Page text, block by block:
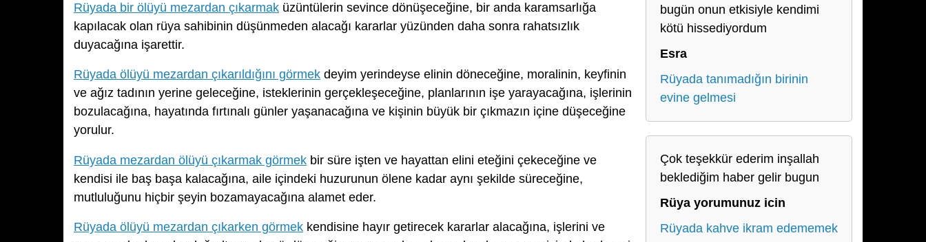
Rüyada bir ölüyü mezardan çıkarmak üzüntülerin sevince dönüşeceğine, bir anda karamsarlığa
kapılacak olan rüya sahibinin düşünmeden alacağı kararlar yüzünden daha sonra rahatsızlık
duyacağına işarettir.
Rüyada ölüyü mezardan çıkarıldığını görmek deyim yerindeyse elinin döneceğine, moralinin, keyfinin
ve ağız tadının yerine geleceğine, isteklerinin gerçekleşeceğine, planlarının işe yarayacağına, işlerinin
bozulacağına, hayatında fırtınalı günler yaşanacağına ve kişinin büyük bir çıkmazın içine düşeceğine
yorulur.
Rüyada mezardan ölüyü çıkarmak görmek bir süre işten ve hayattan elini eteğini çekeceğine ve
kendisi ile baş başa kalacağına, aile içindeki huzurunun ölene kadar aynı şekilde süreceğine,
mutluluğunu hiçbir şeyin bozamayacağına alamet eder.
Rüyada ölüyü mezardan çıkarken görmek kendisine hayır getirecek kararlar alacağına, işlerini ve
bugün onun etkisiyle kendimi
kötü hissediyordum
Esra
Rüyada tanımadığın birinin
evine gelmesi
Çok teşekkür ederim inşallah
beklediğim haber gelir bugun
Rüya yorumunuz icin
Rüyada kahve ikram edememek